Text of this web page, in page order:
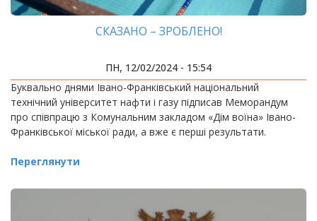
СКАЗАНО – ЗРОБЛЕНО!
ПН, 12/02/2024 - 15:54
Буквально днями Івано-Франківський національний
технічний університет нафти і газу підписав Меморандум
про співпрацю з Комунальним закладом «Дім воїна» Івано-
Франківської міської ради, а вже є перші результати.
Переглянути